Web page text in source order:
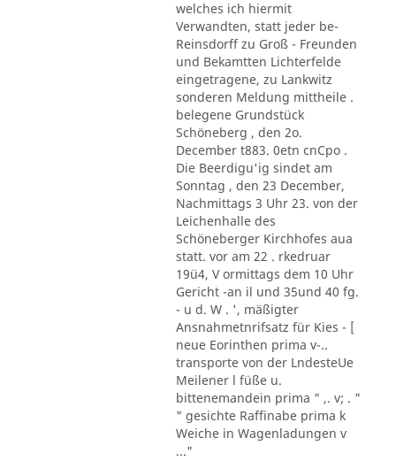
welches ich hiermit
Verwandten, statt jeder be-
Reinsdorff zu Groß - Freunden
und Bekamtten Lichterfelde
eingetragene, zu Lankwitz
sonderen Meldung mittheile .
belegene Grundstück
Schöneberg , den 2o.
December t883. 0etn cnCpo .
Die Beerdigu'ig sindet am
Sonntag , den 23 December,
Nachmittags 3 Uhr 23. von der
Leichenhalle des
Schöneberger Kirchhofes aua
statt. vor am 22 . rkedruar
19ü4, V ormittags dem 10 Uhr
Gericht -an il und 35und 40 fg.
- u d. W . ', mäßigter
Ansnahmetnrifsatz für Kies - [
neue Eorinthen prima v-..
transporte von der LndesteUe
Meilener l füße u.
bittenemandein prima " ,. v; . "
" gesichte Raffinabe prima k
Weiche in Wagenladungen v
..."